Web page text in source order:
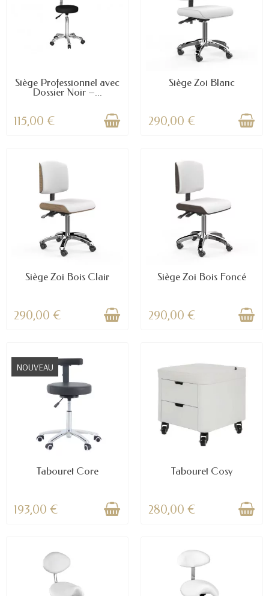
Siège Professionnel avec
Dossier Noir –...
115,00 €
Siège Zoi Blanc
290,00 €
Siège Zoi Bois Clair
290,00 €
Siège Zoi Bois Foncé
290,00 €
NOUVEAU
Tabouret Core
193,00 €
Tabouret Cosy
280,00 €